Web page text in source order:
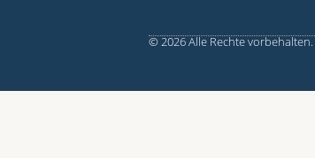
© 2026 Alle Rechte vorbehalten.